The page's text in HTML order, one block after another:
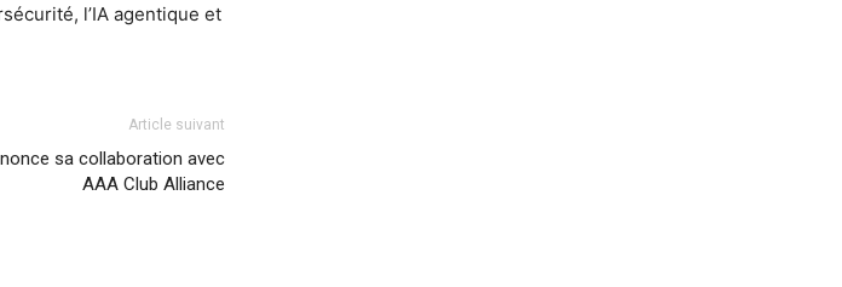
l’IA agentique et
Article suivant
sa collaboration avec
AAA Club Alliance